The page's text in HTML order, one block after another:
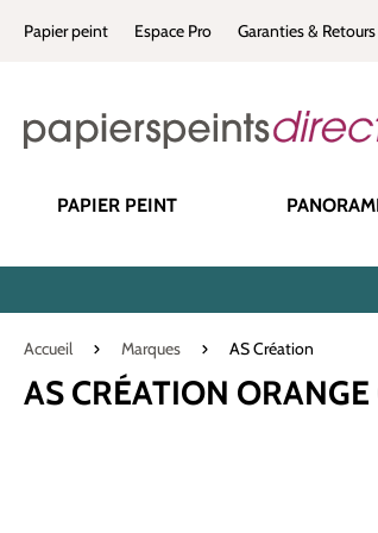
Passer à la navigation principale
Papier peint Espace Pro Garanties & Retours
PAPIER PEINT
Accueil Marques AS Création
AS CRÉATION ORANGE